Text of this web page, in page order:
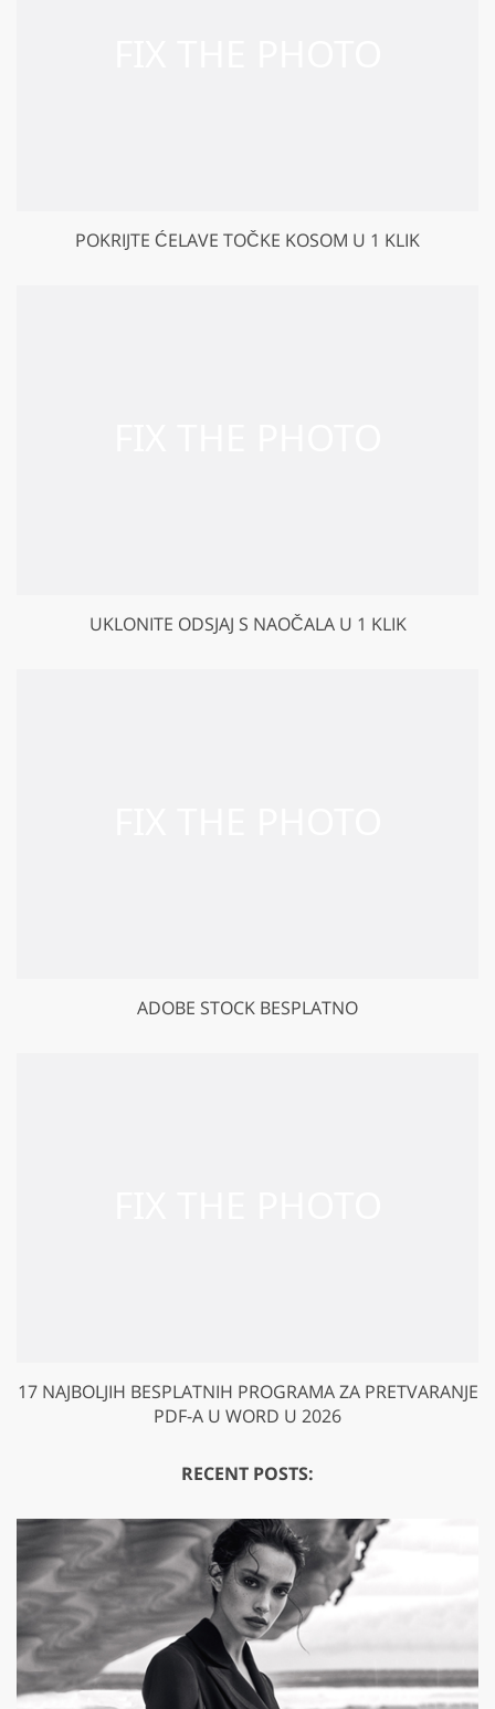
POKRIJTE ĆELAVE TOČKE KOSOM U 1 KLIK
UKLONITE ODSJAJ S NAOČALA U 1 KLIK
ADOBE STOCK BESPLATNO
17 NAJBOLJIH BESPLATNIH PROGRAMA ZA PRETVARANJE
PDF-A U WORD U 2026
RECENT POSTS: